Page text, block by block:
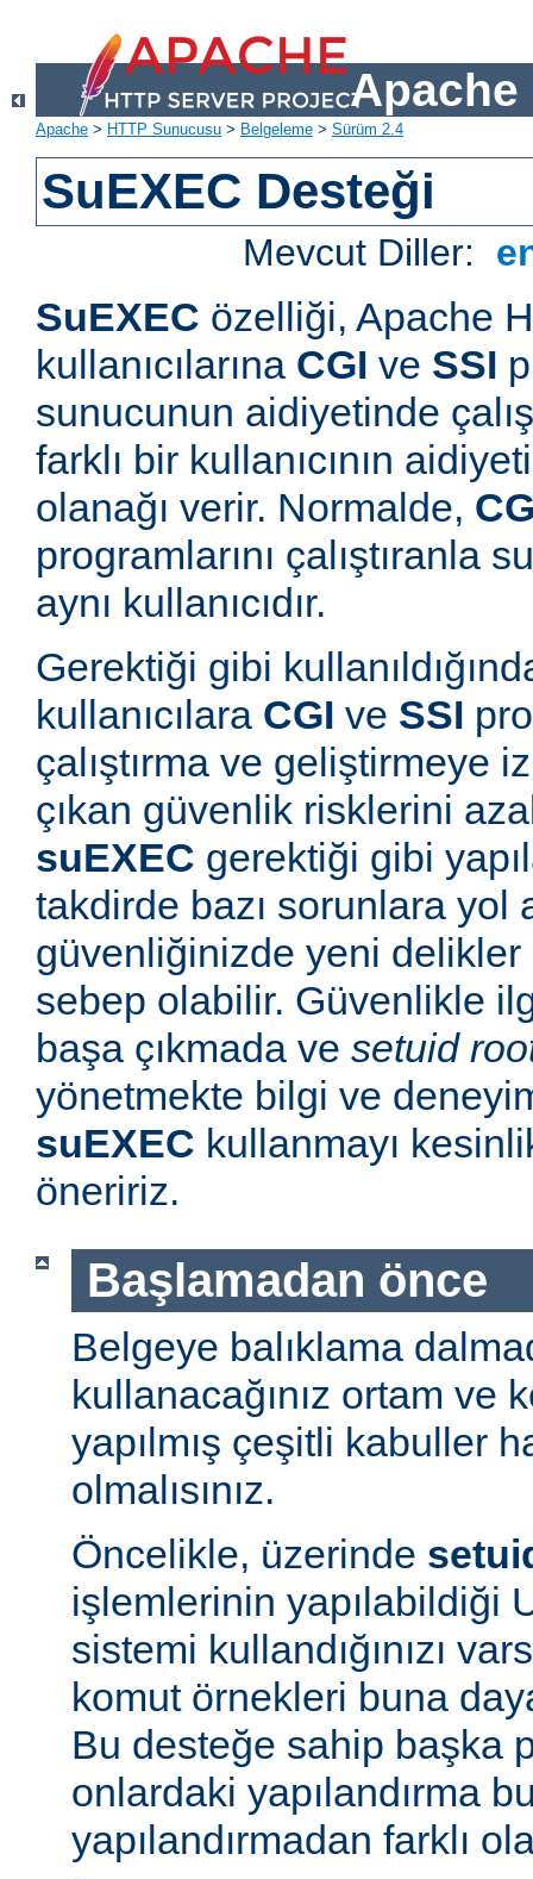
Apache
Apache > HTTP Sunucusu > Belgeleme > Sürüm 2.4
SuEXEC Desteği
Mevcut Diller:
SuEXEC özelliği, Apache
kullanıcılarına CGI ve SSI
sunucunun aidiyetinde
farklı bir kullanıcının
olanağı verir. Normalde,
programlarını çalıştıranla
aynı kullanıcıdır.
Gerektiği gibi
kullanıcılara CGI ve SSI
çalıştırma ve geliştirmeye
çıkan güvenlik risklerini
suEXEC gerektiği gibi
takdirde bazı sorunlara yol
güvenliğinizde yeni delikler
sebep olabilir. Güvenlikle
başa çıkmada ve setuid
yönetmekte bilgi ve
suEXEC kullanmayı
öneririz.
Başlamadan önce
Belgeye balıklama
kullanacağınız ortam ve
yapılmış çeşitli kabuller
olmalısınız.
Öncelikle, üzerinde
işlemlerinin yapılabildiği
sistemi kullandığınızı
komut örnekleri buna
Bu desteğe sahip başka
onlardaki yapılandırma
yapılandırmadan farklı